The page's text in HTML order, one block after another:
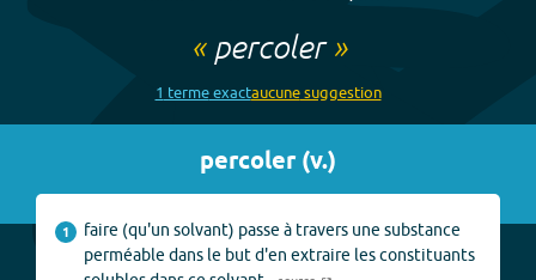
« percoler»
1 termeexactaucunesuggestion
percoler(v.)
1
faire (qu'un solvant) passe à travers une substance
perméable dans le but d'en extraire les constituants